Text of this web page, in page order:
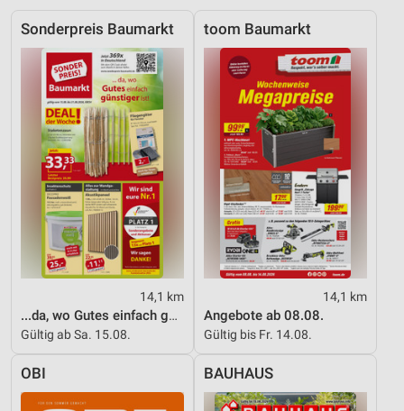
Sonderpreis Baumarkt
14,1 km
...da, wo Gutes einfach günstiger ist!
Gültig ab Sa. 15.08.
toom Baumarkt
14,1 km
Angebote ab 08.08.
Gültig bis Fr. 14.08.
OBI BAUHAUS
Kombinationen von Daten aus verschiedenen
Quellen
Entwicklung und Verbesserung der Angebote
Verwendung reduzierter Daten zur Auswahl von
Inhalten
IAB-Besonderheiten:
Verwendung genauer Standortdaten
Geräte anhand von aktiv angeforderten
Informationen identifizieren
Nicht-IAB-Verarbeitungszwecke:
Performance
Funktional